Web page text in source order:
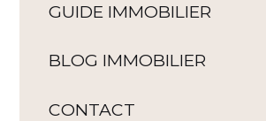
GUIDE IMMOBILIER
BLOG IMMOBILIER
CONTACT